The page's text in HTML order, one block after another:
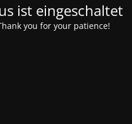
ist eingeschaltet
you for your patience!